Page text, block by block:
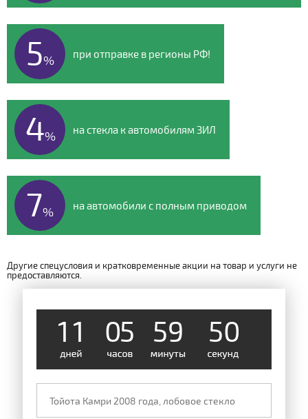
5% при отправке в регионы РФ!
4% на стекла к автомобилям ЗИЛ
7% на автомобили с полным приводом
Другие спецусловия и кратковременные акции на товар и услуги не
предоставляются.
1 1 05 59
4
5
9
0